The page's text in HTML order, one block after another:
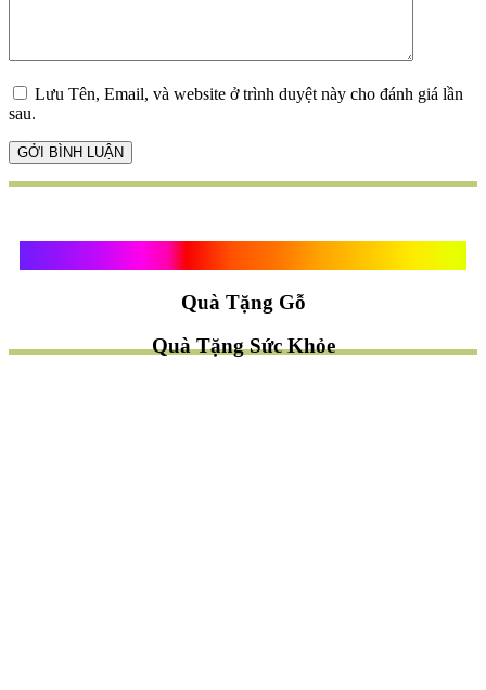
Lưu Tên, Email, và website ở trình duyệt này cho đánh giá lần
sau.
Quà Tặng Gỗ
Quà Tặng Sức Khỏe